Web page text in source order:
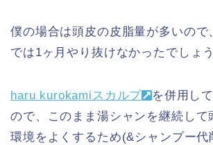
僕の場合は頭皮の皮脂量が多いので
では1ヶ月やり抜けなかったでしょう
haru kurokamiスカルプ
を併用し
ので、このまま湯シャンを継続して
環境をよくするため(&シャンプー代